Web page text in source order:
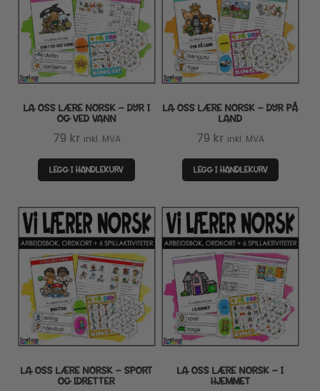
LA OSS LÆRE NORSK – DYR I
OG VED VANN
79 kr inkl. MVA
LEGG I HANDLEKURV
LA OSS LÆRE NORSK – DYR PÅ
LAND
79 kr inkl. MVA
LEGG I HANDLEKURV
LA OSS LÆRE NORSK – SPORT
OG IDRETTER
LA OSS LÆRE NORSK – I
HJEMMET